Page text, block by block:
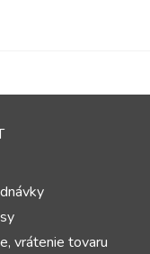
vrátenie tovaru